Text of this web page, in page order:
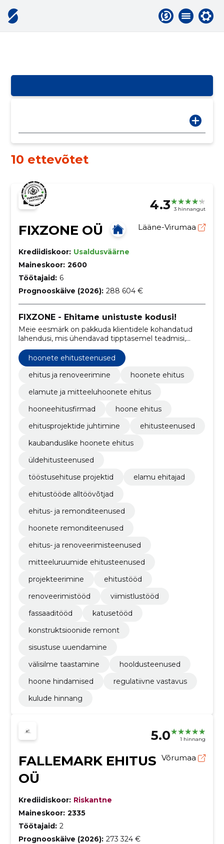
10 ettevõtet
4.3 3 hinnangut
FIXZONE OÜ Lääne-Virumaa
Krediidiskoor: Usaldusväärne
Maineskoor: 2600
Töötajaid: 6
Prognooskäive (2026): 288 604 €
FIXZONE - Ehitame unistuste kodusi!
Meie eesmärk on pakkuda klientidele kohandatud
lahendusi, mis ühendavad tipptasemel teadmisi,
kvaliteetseid materjale ning professionaalset
käsitööd, tagades, et iga projekt vastaks täpselt
nende ainulaadsetele vajadustele ja ootustele.
hoonete ehitusteenused
ehitus ja renoveerimine
hoonete ehitus
elamute ja mitteeluhoonete ehitus
hooneehitusfirmad
hoone ehitus
ehitusprojektide juhtimine
ehitusteenused
kaubanduslike hoonete ehitus
üldehitusteenused
tööstusehituse projektid
elamu ehitajad
ehitustööde alltöövõtjad
ehitus- ja remonditeenused
hoonete remonditeenused
ehitus- ja renoveerimisteenused
mitteeluruumide ehitusteenused
projekteerimine
ehitustööd
renoveerimistööd
viimistlustööd
fassaaditööd
katusetööd
konstruktsioonide remont
sisustuse uuendamine
välisilme taastamine
hooldusteenused
hoone hindamised
regulatiivne vastavus
kulude hinnang
5.0 1 hinnang
FALLEMARK EHITUS
OÜ
Võrumaa
Krediidiskoor: Riskantne
Maineskoor: 2335
Töötajaid: 2
Prognooskäive (2026): 273 324 €